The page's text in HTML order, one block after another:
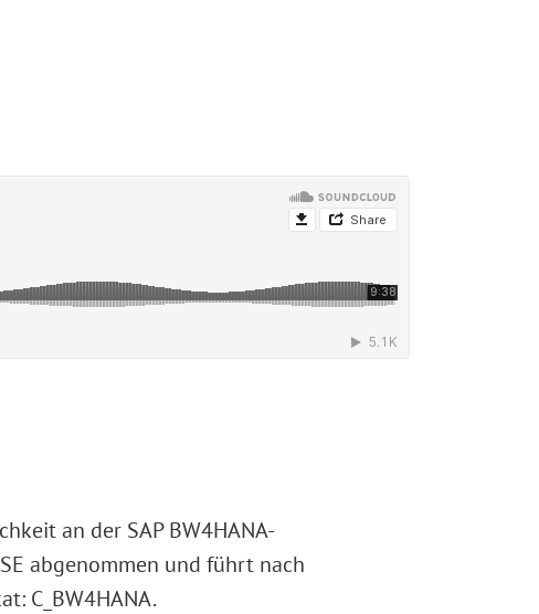
an der SAP BW4HANA-
abgenommen und führt nach
C_BW4HANA.